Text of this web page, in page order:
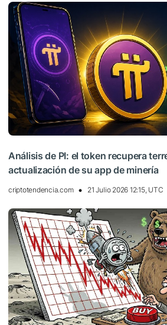
Análisis de PI: el token recupera
actualización de su app de minería
criptotendencia.com 21 Julio 2026 12:15, UTC